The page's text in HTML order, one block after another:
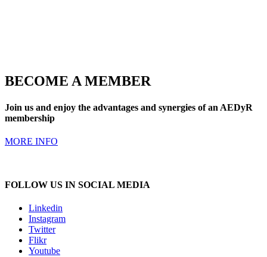
BECOME A MEMBER
Join us and enjoy the advantages and synergies of an AEDyR
membership
MORE INFO
FOLLOW US IN SOCIAL MEDIA
Linkedin
Instagram
Twitter
Flikr
Youtube